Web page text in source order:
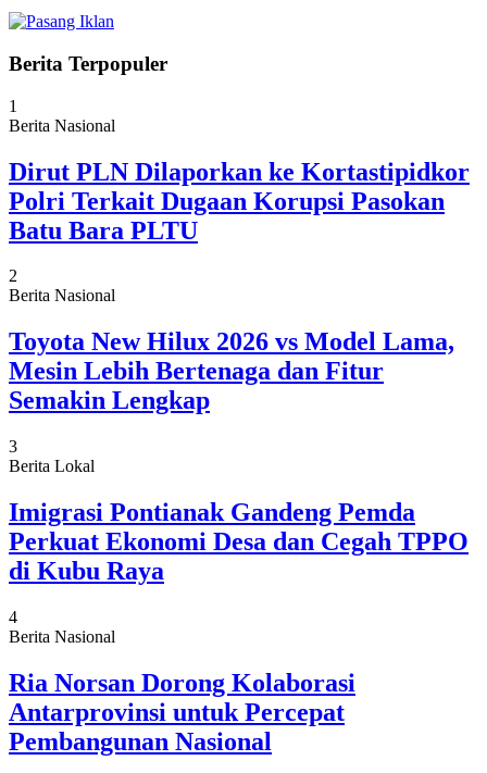
Berita Terpopuler
1
Berita Nasional
Dirut PLN Dilaporkan ke Kortastipidkor
Polri Terkait Dugaan Korupsi Pasokan
Batu Bara PLTU
2
Berita Nasional
Toyota New Hilux 2026 vs Model Lama,
Mesin Lebih Bertenaga dan Fitur
Semakin Lengkap
3
Berita Lokal
Imigrasi Pontianak Gandeng Pemda
Perkuat Ekonomi Desa dan Cegah TPPO
di Kubu Raya
4
Berita Nasional
Ria Norsan Dorong Kolaborasi
Antarprovinsi untuk Percepat
Pembangunan Nasional